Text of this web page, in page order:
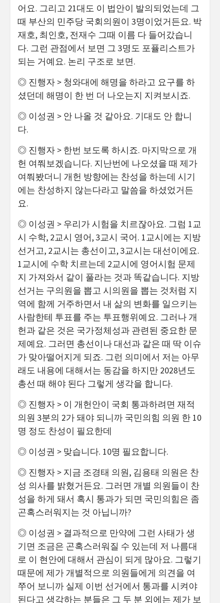
어요. 그리고 21대도 이 법안이 발의되었는데 그
때 부산의 민주당 국회의원이 3명이었거든요. 박
재호, 최인호, 전재수 그때 이름 다 들어갔습니
다. 그런 관점에서 보면 그 3명도 포퓰리스트가
되는 거예요. 논리 구조로 보면.
◎ 진행자 > 청와대에 해명을 하라고 요구를 하
셨던데 해명이 한 번 더 나오는지 지켜보시죠.
◎ 이성권 > 안 나올 것 같아요. 기대도 안 합니
다.
◎ 진행자 > 한번 보도록 하시죠. 마지막으로 개
헌 여쭤보겠습니다. 지난번에 나오셨을 때 제가
여쭤봤더니 개헌 방향에는 찬성을 하는데 시기
에는 찬성하지 않는다라고 말씀을 하셨었거든
요.
◎ 이성권 > 우리가 시험을 치르잖아요. 그럼 1교
시 수학, 2교시 영어, 3교시 국어. 1교시에는 지방
선거고, 2교시는 총선이고, 3교시는 대선이에요.
1교시에 수학 치르는데 2교시에 영어시험 문제
지 가져와서 같이 풀라는 것과 똑같습니다. 지방
선거는 구의원을 뽑고 시의원을 뽑는 것처럼 지
역에 함께 거주하면서 내 삶의 변화를 일으키는
사람한테 투표를 주는 투표행위예요. 그러나 개
헌과 같은 것은 국가정체성과 관련된 중요한 문
제예요. 그러면 총선이나 대선과 같은 때 딱 이슈
가 맞아떨어지게 되죠. 그런 의미에서 저는 아무
래도 내용에 대해서는 동감을 하지만 2028년도
총선 때 해야 된다 그렇게 생각을 합니다.
◎ 진행자 > 이 개헌안이 국회 통과하려면 재적
의원 3분의 2가 돼야 되니까 국민의힘 의원 한 10
명 정도 찬성이 필요한데
◎ 이성권 > 맞습니다. 10명 필요합니다.
◎ 진행자 > 지금 조경태 의원, 김용태 의원은 찬
성 의사를 밝혔거든요. 그러면 개별 의원들이 찬
성을 하게 돼서 혹시 통과가 되면 국민의힘은 좀
곤혹스러워지는 것 아닙니까?
◎ 이성권 > 결과적으로 만약에 그런 사태가 생
기면 조금은 곤혹스러워질 수 있는데 저 나름대
로 이 현안에 대해서 관심이 되게 많아요. 그렇기
때문에 제가 개별적으로 의원들에게 의견을 여
쭈어 보니까 실제 이번 선거에서 통과를 시켜야
된다고 생각하는 분들은 그 두 분 외에는 제가 보